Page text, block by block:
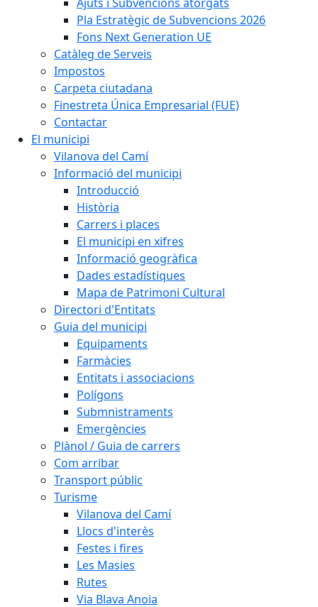
Pla Estratègic de Subvencions 2026
Fons Next Generation UE
Catàleg de Serveis
Impostos
Carpeta ciutadana
Finestreta Única Empresarial (FUE)
Contactar
El municipi
Vilanova del Camí
Informació del municipi
Introducció
Història
Carrers i places
El municipi en xifres
Informació geogràfica
Dades estadístiques
Mapa de Patrimoni Cultural
Directori d'Entitats
Guia del municipi
Equipaments
Farmàcies
Entitats i associacions
Polígons
Submnistraments
Emergències
Plànol / Guia de carrers
Com arribar
Transport públic
Turisme
Vilanova del Camí
Llocs d'interès
Festes i fires
Les Masies
Rutes
Via Blava Anoia